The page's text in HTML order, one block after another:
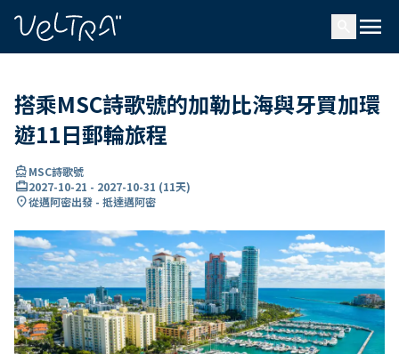
menu
搭乘MSC詩歌號的加勒比海與牙買加環
遊11日郵輪旅程
directions_boatMSC詩歌號
card_travel2027-10-21 - 2027-10-31 (11天)
location_on從邁阿密出發 - 抵達邁阿密